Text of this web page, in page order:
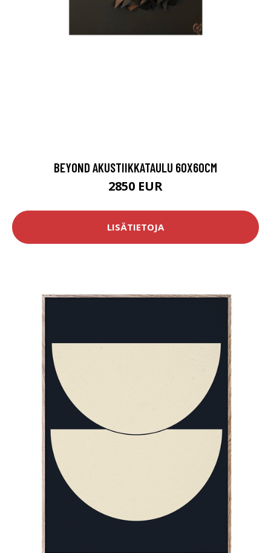
BEYOND AKUSTIIKKATAULU 60X60CM
2850 EUR
LISÄTIETOJA